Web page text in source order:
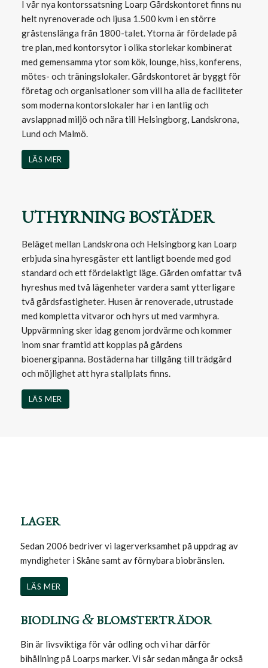
I vår nya kontorssatsning Loarp Gårdskontoret finns nu
helt nyrenoverade och ljusa 1.500 kvm i en större
gråstenslänga från 1800-talet. Ytorna är fördelade på
tre plan, med kontorsytor i olika storlekar kombinerat
med gemensamma ytor som kök, lounge, hiss, konferens,
mötes- och träningslokaler. Gårdskontoret är byggt för
företag och organisationer som vill ha alla de faciliteter
som moderna kontorslokaler har i en lantlig och
avslappnad miljö och nära till Helsingborg, Landskrona,
Lund och Malmö.
LÄS MER
UTHYRNING BOSTÄDER
Beläget mellan Landskrona och Helsingborg kan Loarp
erbjuda sina hyresgäster ett lantligt boende med god
standard och ett fördelaktigt läge. Gården omfattar två
hyreshus med två lägenheter vardera samt ytterligare
två gårdsfastigheter. Husen är renoverade, utrustade
med kompletta vitvaror och hyrs ut med varmhyra.
Uppvärmning sker idag genom jordvärme och kommer
inom snar framtid att kopplas på gårdens
bioenergipanna. Bostäderna har tillgång till trädgård
och möjlighet att hyra stallplats finns.
LÄS MER
LAGER
Sedan 2006 bedriver vi lagerverksamhet på uppdrag av
myndigheter i Skåne samt av förnybara biobränslen.
LÄS MER
BIODLING&BLOMSTERTRÄDOR
Bin är livsviktiga för vår odling och vi har därför
bihållning på Loarps marker. Vi sår sedan många år också